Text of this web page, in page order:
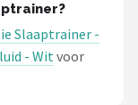
Slaaptrainer -
- Witvoor